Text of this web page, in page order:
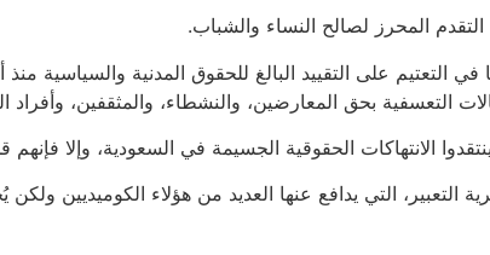
المحرز لصالح النساء والشباب.
بحق المعارضين، والنشطاء، والمثقفين، وأفراد
الانتهاكات الحقوقية الجسيمة في السعودية، وإلا
التعبير، التي يدافع عنها العديد من هؤلاء الكوميديين